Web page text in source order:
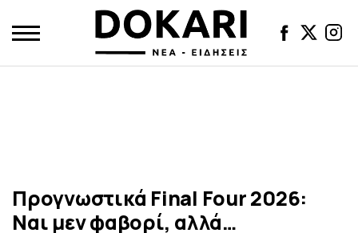
Προγνωστικά Final Four 2026:
Ναι μεν φαβορί, αλλά…